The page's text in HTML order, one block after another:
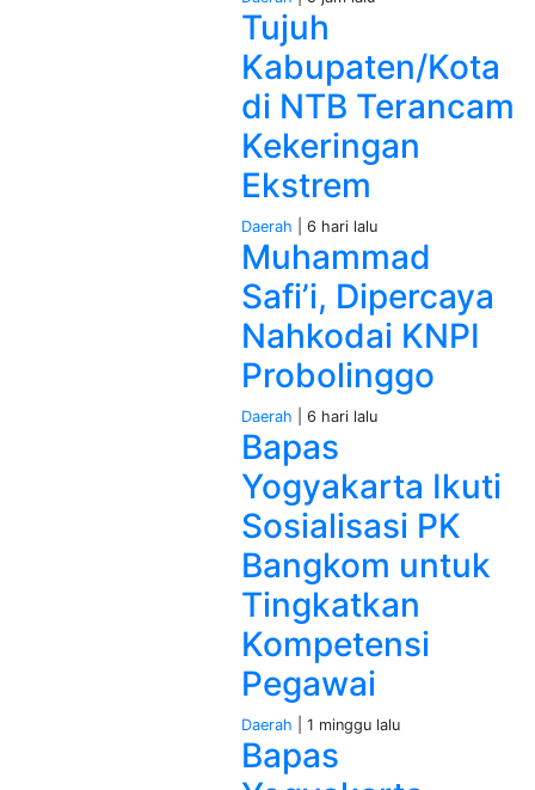
Tujuh
Kabupaten/Kota
di NTB Terancam
Kekeringan
Ekstrem
Daerah | 6 hari lalu
Muhammad
Safi’i, Dipercaya
Nahkodai KNPI
Probolinggo
Daerah | 6 hari lalu
Bapas
Yogyakarta Ikuti
Sosialisasi PK
Bangkom untuk
Tingkatkan
Kompetensi
Pegawai
Daerah | 1 minggu lalu
Bapas